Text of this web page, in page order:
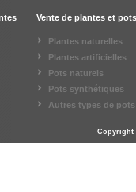
Vente de plantes et pots
Plantes naturelles
Plantes artificielles
Pots naturels
Pots synthétiques
Autres types de pots
Copyright